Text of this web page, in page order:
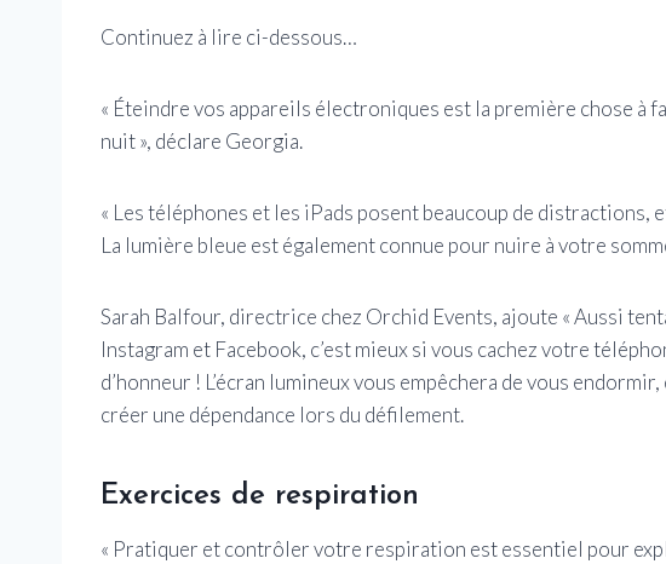
Continuez à lire ci-dessous…
« Éteindre vos appareils électroniques est la première chose à
nuit », déclare Georgia.
« Les téléphones et les iPads posent beaucoup de distractions,
La lumière bleue est également connue pour nuire à votre
Sarah Balfour, directrice chez Orchid Events, ajoute « Aussi
Instagram et Facebook, c’est mieux si vous cachez votre
d’honneur ! L’écran lumineux vous empêchera de vous
créer une dépendance lors du défilement.
Exercices de respiration
« Pratiquer et contrôler votre respiration est essentiel pour